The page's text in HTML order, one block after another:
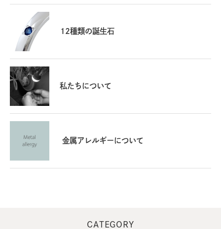
12種類の誕生石
私たちについて
金属アレルギーについて
CATEGORY